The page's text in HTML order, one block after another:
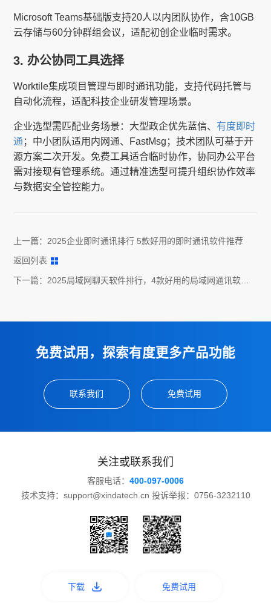
Microsoft Teams基础版​​支持20人以内团队协作，含10GB
云存储与60分钟群组会议，适配初创企业临时需求。
3. 办公协同工具选择​​
Worktile​​集成项目管理与即时通讯功能，支持代码托管与
自动化流程，适配科技企业研发管理场景。
企业选型需匹配业务场景：大型政企优先蓝信、 有度即时
通 ；中小团队适用内网通、FastMsg；技术团队可基于开
源方案二次开发。免费工具适合临时协作，协同办公平台
需对接现有管理系统。通过精准选型可提升组织协作效率
与数据安全管控能力。
上一篇： 2025企业即时通讯排行 5款好用的即时通讯软件推荐
返回列表
下一篇：2025局域网聊天软件排行，4款好用的局域网通讯软件
免费试用，探索有度更多产品功能
联系我们 免费试用
关注或联系我们
客服电话： 400-097-0006
技术支持：support@xindatech.cn 投诉举报：0756-3232110
下载 免费试用